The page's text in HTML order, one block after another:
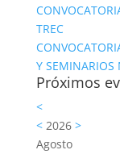
TREC
Y SEMINARIOS
Próximos
<
<2026 >
Agosto